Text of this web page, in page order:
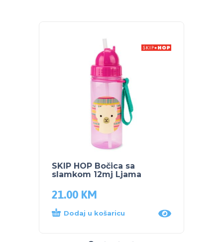
SKIP HOP Bočica sa
slamkom 12mj Ljama
21.00 KM
Dodaj u košaricu